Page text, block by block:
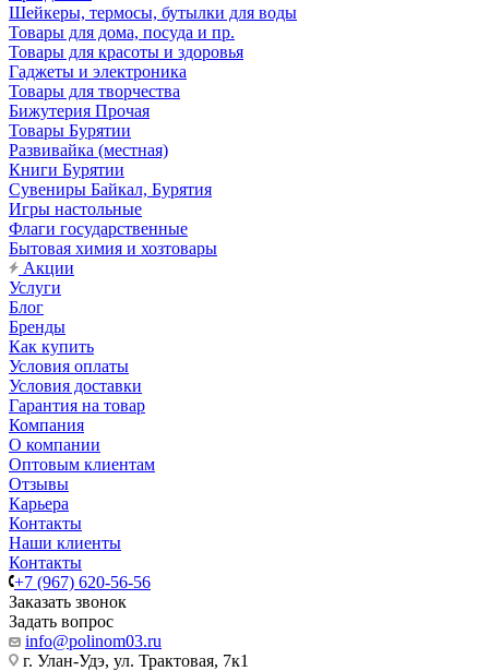
Шейкеры, термосы, бутылки для воды
Товары для дома, посуда и пр.
Товары для красоты и здоровья
Гаджеты и электроника
Товары для творчества
Бижутерия Прочая
Товары Бурятии
Развивайка (местная)
Книги Бурятии
Сувениры Байкал, Бурятия
Игры настольные
Флаги государственные
Бытовая химия и хозтовары
Акции
Услуги
Блог
Бренды
Как купить
Условия оплаты
Условия доставки
Гарантия на товар
Компания
О компании
Оптовым клиентам
Отзывы
Карьера
Контакты
Наши клиенты
Контакты
+7 (967) 620-56-56
Заказать звонок
Задать вопрос
info@polinom03.ru
г. Улан-Удэ, ул. Трактовая, 7к1